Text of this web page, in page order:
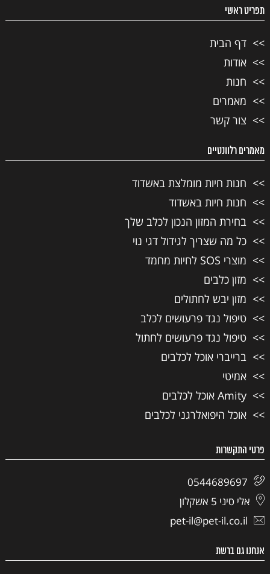
תפריט ראשי
דף הבית
אודות
חנות
מאמרים
צור קשר
מאמרים רלוונטיים
חנות חיות מומלצת באשדוד
חנות חיות באשדוד
בחירת המזון הנכון לכלב שלך
כל מה שצריך לגידול דגי נוי
מוצרי SOS לחיות מחמד
מזון כלבים
מזון יבש לחתולים
טיפול נגד פרעושים לכלב
טיפול נגד פרעושים לחתול
ברייברי אוכל לכלבים
אמיטי
Amity אוכל לכלבים
אוכל היפואלרגני לכלבים
פרטי התקשרות
0544689697
אלי סיני 5 אשקלון
pet-il@pet-il.co.il
אנחנו גם ברשת